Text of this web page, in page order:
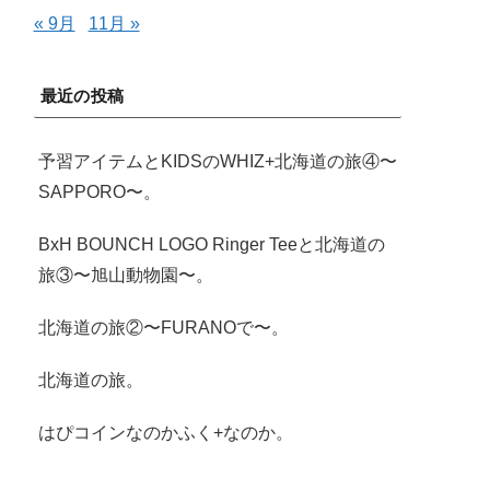
« 9月 11月 »
最近の投稿
予習アイテムとKIDSのWHIZ+北海道の旅④〜
SAPPORO〜。
BxH BOUNCH LOGO Ringer Teeと北海道の
旅③〜旭山動物園〜。
北海道の旅②〜FURANOで〜。
北海道の旅。
はぴコインなのかふく+なのか。